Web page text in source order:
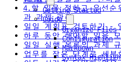
Getting Started
Guide
Organize Files
Configuration
Markdown
Syntax
4.할 일을 정하고 우선순
과 과제 관리
일일 계획표 검토하기 -
하루 동안 해야할 일을
일일 실행 목록의 과제
업무를 작은 단계로 세분